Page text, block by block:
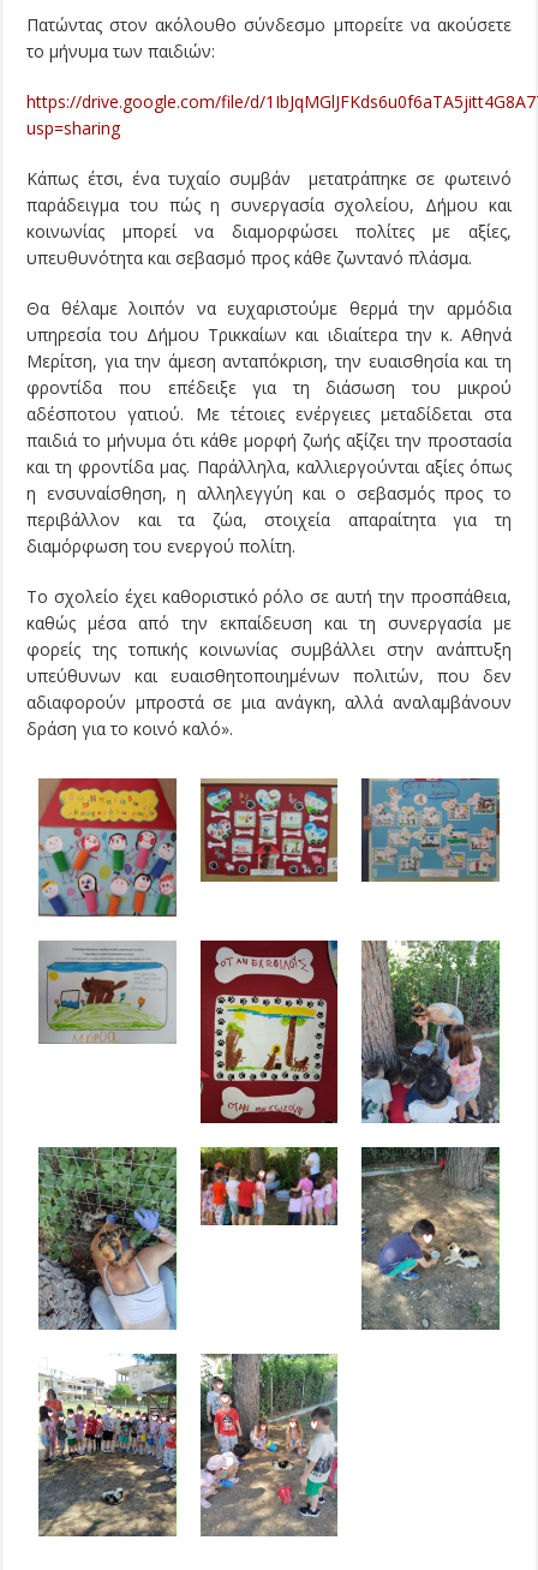
Πατώντας στον ακόλουθο σύνδεσμο μπορείτε να ακούσετε
το μήνυμα των παιδιών:
https://drive.google.com/file/d/
usp=sharing
Κάπως έτσι, ένα τυχαίο συμβάν μετατράπηκε σε φωτεινό
παράδειγμα του πώς η συνεργασία σχολείου, Δήμου και
κοινωνίας μπορεί να διαμορφώσει πολίτες με αξίες,
υπευθυνότητα και σεβασμό προς κάθε ζωντανό πλάσμα.
Θα θέλαμε λοιπόν να ευχαριστούμε θερμά την αρμόδια
υπηρεσία του Δήμου Τρικκαίων και ιδιαίτερα την κ. Αθηνά
Μερίτση, για την άμεση ανταπόκριση, την ευαισθησία και τη
φροντίδα που επέδειξε για τη διάσωση του μικρού
αδέσποτου γατιού. Με τέτοιες ενέργειες μεταδίδεται στα
παιδιά το μήνυμα ότι κάθε μορφή ζωής αξίζει την προστασία
και τη φροντίδα μας. Παράλληλα, καλλιεργούνται αξίες όπως
η ενσυναίσθηση, η αλληλεγγύη και ο σεβασμός προς το
περιβάλλον και τα ζώα, στοιχεία απαραίτητα για τη
διαμόρφωση του ενεργού πολίτη.
Το σχολείο έχει καθοριστικό ρόλο σε αυτή την προσπάθεια,
καθώς μέσα από την εκπαίδευση και τη συνεργασία με
φορείς της τοπικής κοινωνίας συμβάλλει στην ανάπτυξη
υπεύθυνων και ευαισθητοποιημένων πολιτών, που δεν
αδιαφορούν μπροστά σε μια ανάγκη, αλλά αναλαμβάνουν
δράση για το κοινό καλό».